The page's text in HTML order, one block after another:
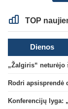
TOP
Dienos
„Žalgiris“ neturėjo
Rodri apsisprendė